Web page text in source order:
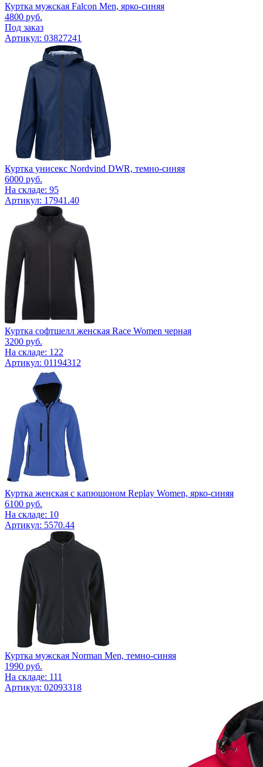
Куртка мужская Falcon Men, ярко-синяя
4800 руб.
Под заказ
Артикул: 03827241
Куртка унисекс Nordvind DWR, темно-синяя
6000 руб.
На складе: 95
Артикул: 17941.40
Куртка софтшелл женская Race Women черная
3200 руб.
На складе: 122
Артикул: 01194312
Куртка женская с капюшоном Replay Women, ярко-синяя
6100 руб.
На складе: 10
Артикул: 5570.44
Куртка мужская Norman Men, темно-синяя
1990 руб.
На складе: 111
Артикул: 02093318